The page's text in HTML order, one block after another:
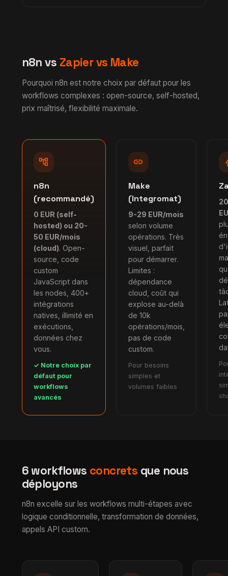
intégrations. Vous pouvez continuer en interne
ou changer de prestataire sans aucune
complication technique.
n8n vs Zapier vs Make
Pourquoi n8n est notre choix par défaut pour les
workflows complexes : open-source, self-hosted,
prix maîtrisé, flexibilité maximale.
account_tree
n8n
(recommandé)
0 EUR (self-
hosted) ou 20-
50 EUR/mois
(cloud). Open-
source, code
custom
JavaScript dans
les nodes, 400+
intégrations
natives, illimité en
exécutions,
données chez
vous.
✓ Notre choix par
défaut pour
workflows
avancés
link
Make
(Integromat)
9-29 EUR/mois
selon volume
opérations. Très
visuel, parfait
pour démarrer.
Limites :
dépendance
cloud, coût qui
explose au-delà
de 10k
opérations/mois,
pas de code
custom.
Pour besoins
simples et
volumes faibles
6 workflows concrets que nous
déployons
n8n excelle sur les workflows multi-étapes avec
logique conditionnelle, transformation de données,
appels API custom.